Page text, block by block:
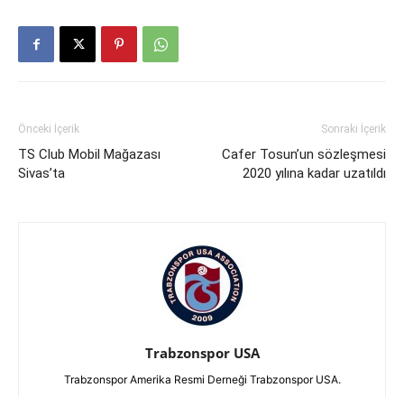
Önceki İçerik
TS Club Mobil Mağazası
Sivas’ta
Sonraki İçerik
Cafer Tosun’un sözleşmesi
2020 yılına kadar uzatıldı
Trabzonspor USA
Trabzonspor Amerika Resmi Derneği Trabzonspor USA.